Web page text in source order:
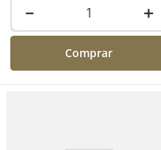
＋
－
Comprar